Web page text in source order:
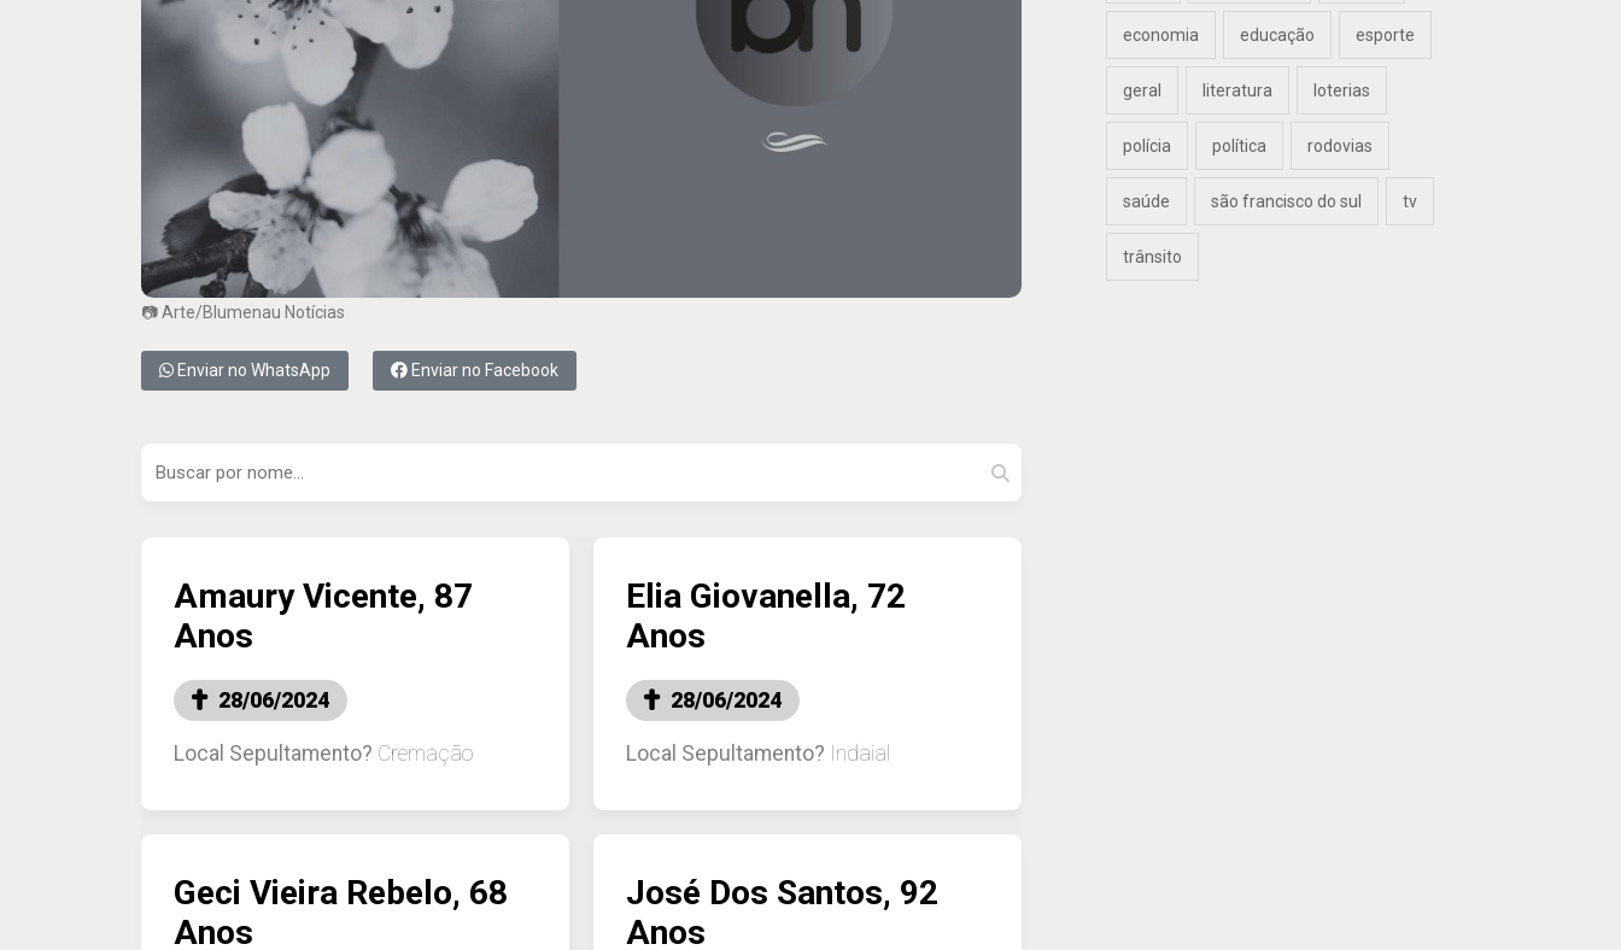
📷 Arte/Blumenau Notícias
Enviar no WhatsApp Enviar no Facebook
Amaury Vicente, 87
Anos
28/06/2024
Local Sepultamento? Cremação
Elia Giovanella, 72
Anos
28/06/2024
Local Sepultamento? Indaial
Geci Vieira Rebelo, 68
Anos
José Dos Santos, 92
Anos
economia educação esporte
geral literatura loterias
polícia política rodovias
saúde são francisco do sul tv
trânsito